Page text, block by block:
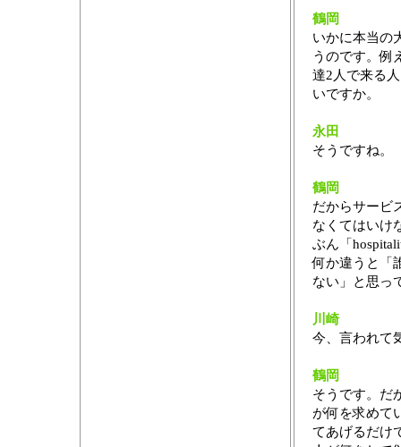
鶴岡
いかに本当の
うのです。例
達2人で来る
いですか。
永田
そうですね。
鶴岡
だからサービ
なくてはいけ
ぶん「
何か違うと「
ない」と思っ
川崎
今、言われて
鶴岡
そうです。だ
が何を求めて
てあげるだけ